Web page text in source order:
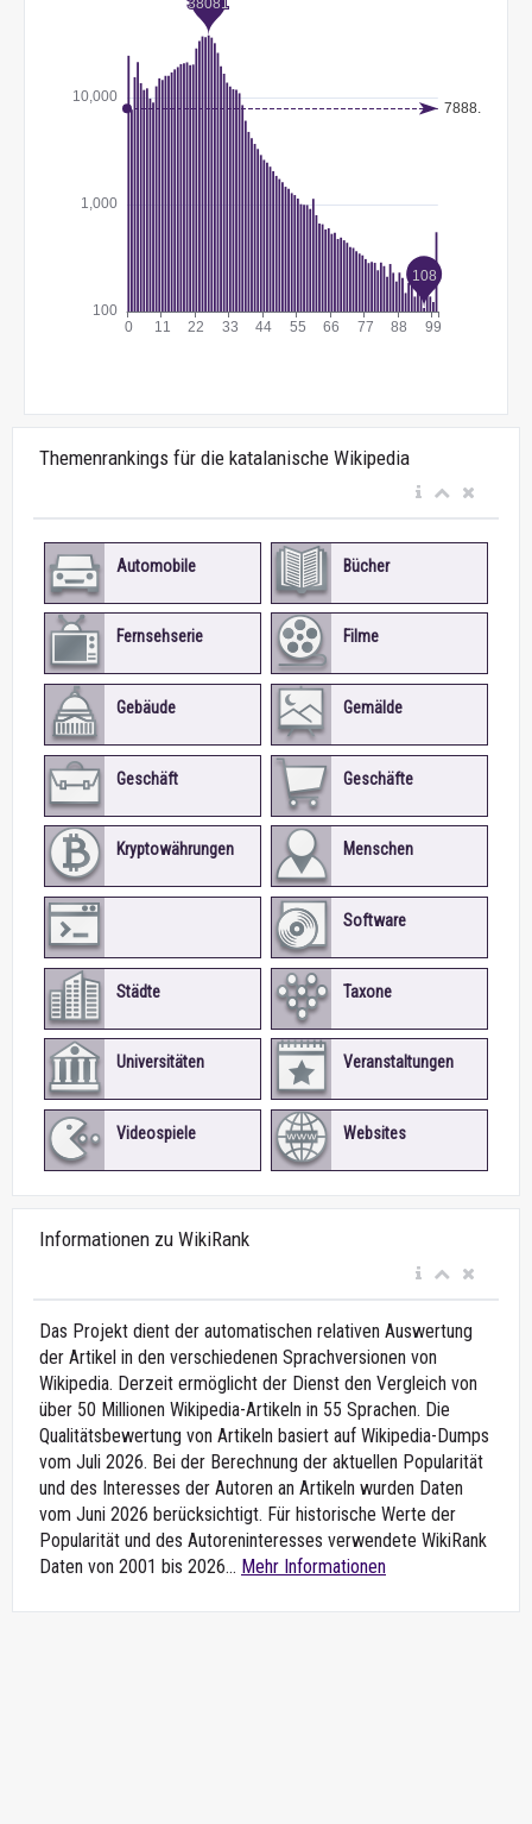
Themenrankings für die katalanische Wikipedia
Automobile Bücher
Fernsehserie Filme
Gebäude Gemälde
Geschäft Geschäfte
Kryptowährungen Menschen
Programmiersprachen
Software
Städte Taxone
Universitäten Veranstaltungen
Videospiele Websites
Informationen zu WikiRank
Das Projekt dient der automatischen relativen Auswertung
der Artikel in den verschiedenen Sprachversionen von
Wikipedia. Derzeit ermöglicht der Dienst den Vergleich von
über 50 Millionen Wikipedia-Artikeln in 55 Sprachen. Die
Qualitätsbewertung von Artikeln basiert auf Wikipedia-Dumps
vom Juli 2026. Bei der Berechnung der aktuellen Popularität
und des Interesses der Autoren an Artikeln wurden Daten
vom Juni 2026 berücksichtigt. Für historische Werte der
Popularität und des Autoreninteresses verwendete WikiRank
Daten von 2001 bis 2026... Mehr Informationen